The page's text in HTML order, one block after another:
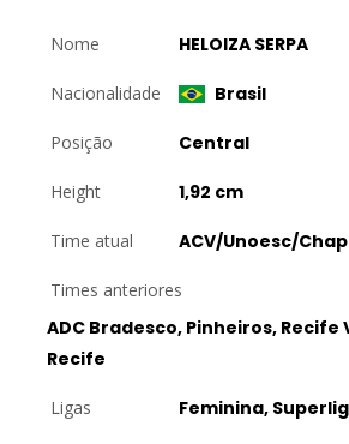
Nome HELOIZA SERPA
Nacionalidade Brasil
Posição Central
Height 1,92 cm
Time atual ACV/Unoesc/
Times anteriores
ADC Bradesco, Pinheiros, Recife
Recife
Ligas Feminina,